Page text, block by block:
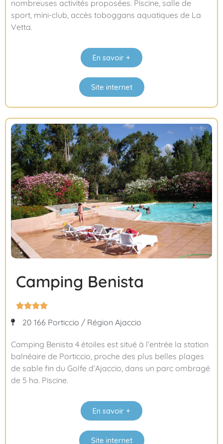
nombreuses activités proposées. Piscine, salle de
sport, mini-club, accès toboggans aquatiques de La
Vetta.
En savoir +
Site internet
Camping Benista

20 166 Porticcio / Région Ajaccio
Camping Benista 4 étoiles est situé à l’entrée la station
balnéaire de Porticcio, proche des plus belles plages
de sable fin du Golfe d’Ajaccio, dans un parc ombragé
de 5 ha. Piscine.
En savoir +
Site internet